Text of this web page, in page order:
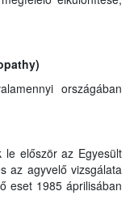
országában
le először az Egyesült
az agyvelő vizsgálata
eset 1985 áprilisában